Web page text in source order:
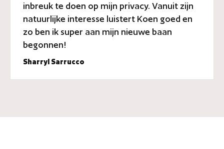
inbreuk te doen op mijn privacy. Vanuit zijn
natuurlijke interesse luistert Koen goed en
zo ben ik super aan mijn nieuwe baan
begonnen!
Sharryl Sarrucco